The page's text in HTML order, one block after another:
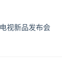
电视新品发布会